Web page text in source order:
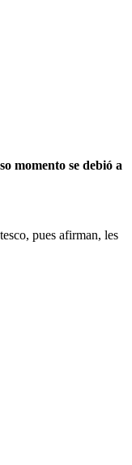
momento se debió a
pues afirman, les